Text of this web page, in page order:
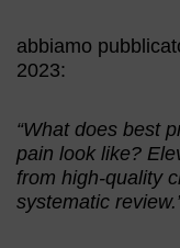
abbiamo
2023:
“What does best
pain look like?
from high-quality
systematic